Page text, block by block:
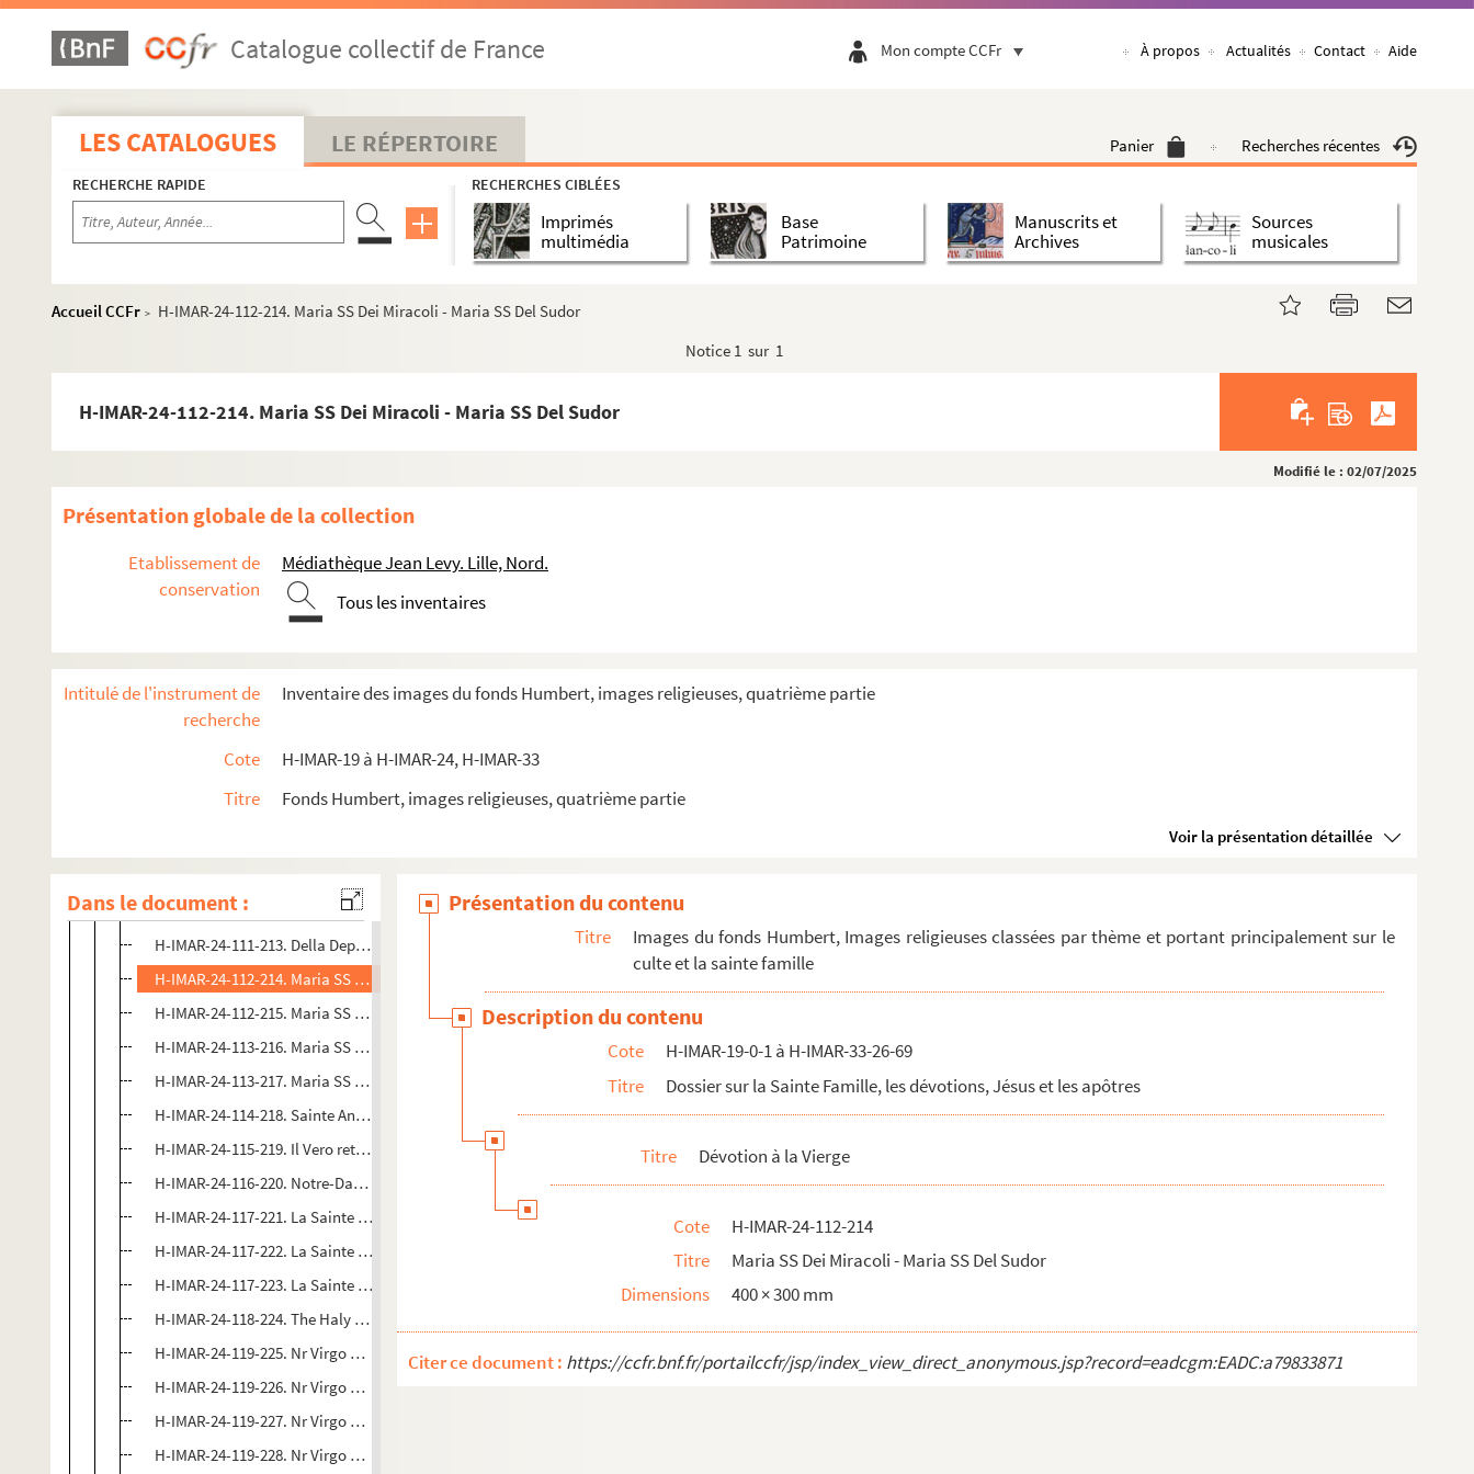
Catalogue collectif de France Mon compte CCFr À propos Actualités Contact Aide
LES CATALOGUES LE RÉPERTOIRE Panier Recherches récentes
RECHERCHE RAPIDE RECHERCHES CIBLÉES
Imprimés
multimédia
Base
Patrimoine
Manuscrits et
Archives
Sources
musicales
Accueil CCFr >
H-IMAR-24-112-214. Maria SS Dei Miracoli - Maria SS Del Sudor
Notice 1 sur 1
H-IMAR-24-112-214. Maria SS Dei Miracoli - Maria SS Del Sudor
Modifié le : 02/07/2025
Présentation globale de la collection
Etablissement de
conservation
Médiathèque Jean Levy. Lille, Nord.
Tous les inventaires
Intitulé de l'instrument de
recherche
Inventaire des images du fonds Humbert, images religieuses, quatrième partie
Cote
H-IMAR-19 à H-IMAR-24, H-IMAR-33
Titre
Fonds Humbert, images religieuses, quatrième partie
Voir la présentation détaillée
Dans le document :
H-IMAR-24-103-187. Ricordo del santuario di Maria Virgine - Notre-Dame de Laghettho - B.V. di Cara vaggio
H-IMAR-24-103-188. Ricordo del santuario di Maria Virgine - Notre-Dame de Laghettho - B.V. di Cara vaggio
H-IMAR-24-103-189. Ricordo del santuario di Maria Virgine - Notre-Dame de Laghettho - B.V. di Cara vaggio
H-IMAR-24-104-190. Pyramide Sainte-Maria
H-IMAR-24-104-191. Pyramide Sainte-Maria
H-IMAR-24-104-192. Pyramide Sainte-Maria
H-IMAR-24-105-197. La bienheureuse Vierge
H-IMAR-24-107-200. Madonna SS. Ma del Popolo
H-IMAR-24-107-202. Madonna SS. Ma del Popolo
H-IMAR-24-108-203. Miracolosa imnogina di S. Maria Meggiore - La B. Vergine delle Lafima à Triviglio
H-IMAR-24-109-205. Di Unbefleckte Dungfran
H-IMAR-24-110-206. La Madonna delle Crazia - Della B. Virgini
H-IMAR-24-110-208. La Madonna delle Crazia - Della B. Virgini
H-IMAR-24-110-209. La Madonna delle Crazia - Della B. Virgini
H-IMAR-24-110-211. La Madonna delle Crazia - Della B. Virgini
H-IMAR-24-111-212. Della Depulazione Del 1890
H-IMAR-24-111-213. Della Depulazione Del 1891
H-IMAR-24-112-214. Maria SS Dei Miracoli - Maria SS Del Sudor
H-IMAR-24-112-215. Maria SS Dei Miracoli - Maria SS Del Sudor
H-IMAR-24-113-216. Maria SS Del Sudore (1884 -1885)
H-IMAR-24-113-217. Maria SS Del Sudore (1884 -1885)
H-IMAR-24-114-218. Sainte Anna Maria de Nobili di Trapani
H-IMAR-24-115-219. Il Vero retrotto della Madonna
H-IMAR-24-116-220. Notre-Dame del Pilar à Saragosse en Espagne
H-IMAR-24-117-221. La Sainte Vierge par Murillo - Vierge et l'enfant Jésus (Musée du Prado à Madrid)
H-IMAR-24-117-222. La Sainte Vierge par Murillo - Vierge et l'enfant Jésus (Musée du Prado à Madrid)
H-IMAR-24-117-223. La Sainte Vierge par Murillo - Vierge et l'enfant Jésus (Musée du Prado à Madrid)
H-IMAR-24-118-224. The Haly Family (Murillo)
H-IMAR-24-119-225. Nr Virgo Marin del Pilar - Nra Sra Del Patrocinio
H-IMAR-24-119-226. Nr Virgo Marin del Pilar - Nra Sra Del Patrocinio
H-IMAR-24-119-227. Nr Virgo Marin del Pilar - Nra Sra Del Patrocinio
H-IMAR-24-119-228. Nr Virgo Marin del Pilar - Nra Sra Del Patrocinio
Présentation du contenu
Titre
Images du fonds Humbert, Images religieuses classées par thème et portant principalement sur le
culte et la sainte famille
Description du contenu
Cote
H-IMAR-19-0-1 à H-IMAR-33-26-69
Titre
Dossier sur la Sainte Famille, les dévotions, Jésus et les apôtres
Titre Dévotion à la Vierge
Cote
H-IMAR-24-112-214
Titre
Maria SS Dei Miracoli - Maria SS Del Sudor
Dimensions
400 × 300 mm
Citer ce document : https://ccfr.bnf.fr/portailccfr/jsp/index_view_direct_anonymous.jsp?record=eadcgm:EADC:a79833871